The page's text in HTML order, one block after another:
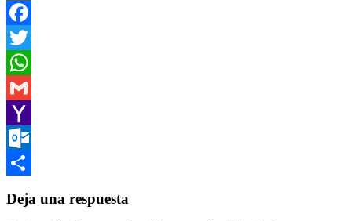
Facebook
Twitter
WhatsApp
Gmail
Yahoo
Mail
Outlook.com
Deja una respuesta